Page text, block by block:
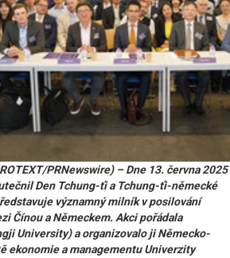
PRNewswire) – Dne 13. června 2025
Den Tchung-ťi a Tchung-ťi-německé
významný milník v posilování
Čínou a Německem. Akci pořádala
University) a organizovalo ji Německo-
ekonomie a managementu Univerzity